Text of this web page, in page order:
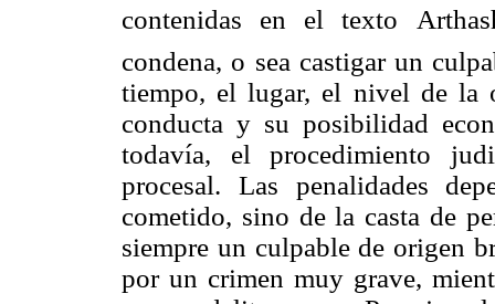
contenidas en el texto
condena, o sea castigar un
tiempo, el lugar, el nivel de la
conducta y su posibilidad
todavía, el procedimiento
procesal. Las penalidades
cometido, sino de la casta de
siempre un culpable de origen
por un crimen muy grave,